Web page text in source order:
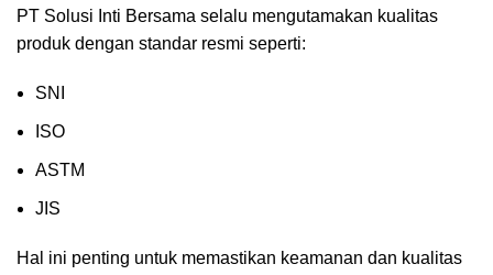
PT Solusi Inti Bersama selalu mengutamakan kualitas
produk dengan standar resmi seperti:
SNI
ISO
ASTM
JIS
Hal ini penting untuk memastikan keamanan dan kualitas